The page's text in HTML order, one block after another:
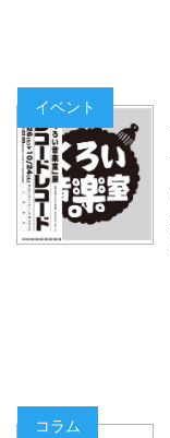
イベント
コラム